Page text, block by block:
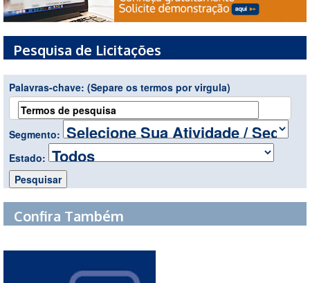
Pesquisa de Licitações
Palavras-chave: (Separe os termos por virgula)
Segmento:
Estado:
Confira Também